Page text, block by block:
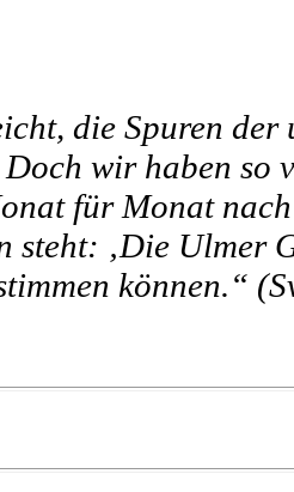
die Spuren
wir haben so
für Monat
steht: ‚Die Ulmer
können.“